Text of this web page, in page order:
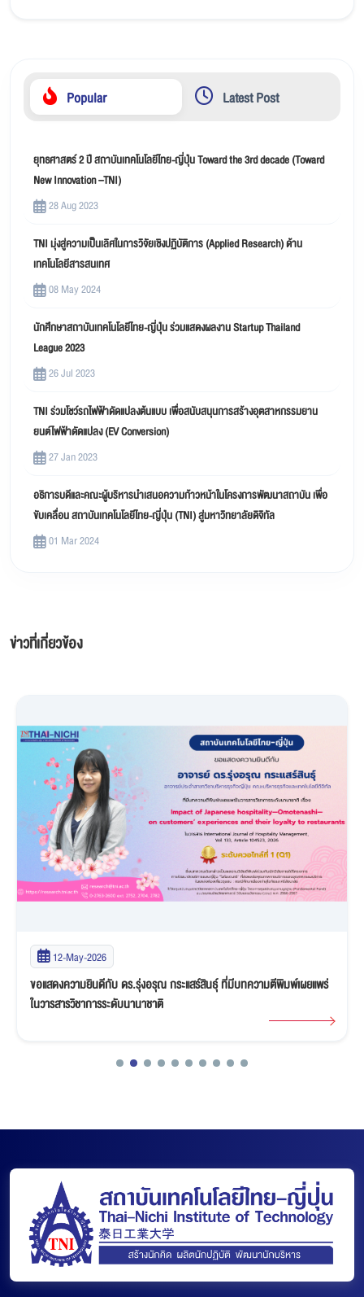
Popular Latest Post
ยุทธศาสตร์ 2 ปี สถาบันเทคโนโลยีไทย-ญี่ปุ่น Toward the 3rd decade (Toward
New Innovation –TNI)
28 Aug 2023
TNI มุ่งสู่ความเป็นเลิศในการวิจัยเชิงปฏิบัติการ (Applied Research) ด้าน
เทคโนโลยีสารสนเทศ
08 May 2024
นักศึกษาสถาบันเทคโนโลยีไทย-ญี่ปุ่น ร่วมแสดงผลงาน Startup Thailand
League 2023
26 Jul 2023
TNI ร่วมโชว์รถไฟฟ้าดัดแปลงต้นแบบ เพื่อสนับสนุนการสร้างอุตสาหกรรมยาน
ยนต์ไฟฟ้าดัดแปลง (EV Conversion)
27 Jan 2023
อธิการบดีและคณะผู้บริหารนำเสนอความก้าวหน้าในโครงการพัฒนาสถาบัน เพื่อ
ขับเคลื่อน สถาบันเทคโนโลยีไทย-ญี่ปุ่น (TNI) สู่มหาวิทยาลัยดิจิทัล
01 Mar 2024
ข่าวที่เกี่ยวข้อง
12-May-2026
ขอแสดงความยินดีกับ ดร.รุ่งอรุณ กระแสร์สินธุ์ ที่มีบทความตีพิมพ์เผยแพร่
ในวารสารวิชาการระดับนานาชาติ